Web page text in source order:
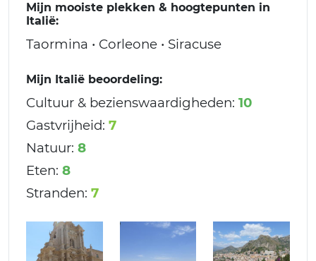
Mijn mooiste plekken & hoogtepunten in
Italië:
Taormina • Corleone • Siracuse
Mijn Italië beoordeling:
Cultuur & bezienswaardigheden: 10
Gastvrijheid: 7
Natuur: 8
Eten: 8
Stranden: 7